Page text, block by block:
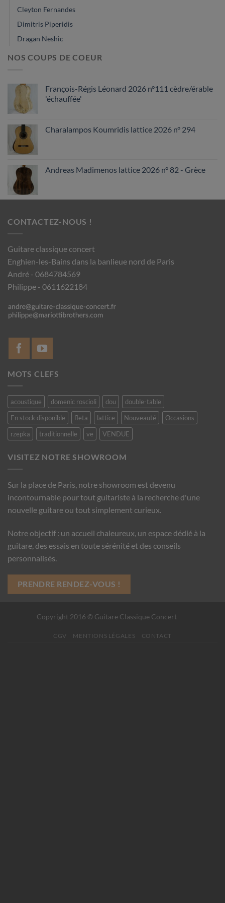
Cleyton Fernandes
Dimitris Piperidis
Dragan Neshic
NOS COUPS DE COEUR
François-Régis Léonard 2026 n°111 cèdre/érable
'échauffée'
Charalampos Koumridis lattice 2026 n° 294
Andreas Madimenos lattice 2026 n° 82 - Grèce
CONTACTEZ-NOUS !
Guitare classique concert
Enghien-les-Bains dans la banlieue nord de Paris
André - 0684784569
Philippe - 0611622184
MOTS CLEFS
acoustique domenic roscioli dou
double-table
En stock disponible
fleta lattice Nouveauté
Occasions
rzepka
traditionnelle ve VENDUE
VISITEZ NOTRE SHOWROOM
Sur la place de Paris, notre showroom est devenu
incontournable pour tout guitariste à la recherche d'une
nouvelle guitare ou tout simplement curieux.
Notre objectif : un accueil chaleureux, un espace dédié à la
guitare, des essais en toute sérénité et des conseils
personnalisés.
PRENDRE RENDEZ-VOUS !
Copyright 2016 © Guitare Classique Concert
CGV MENTIONS LÉGALES CONTACT